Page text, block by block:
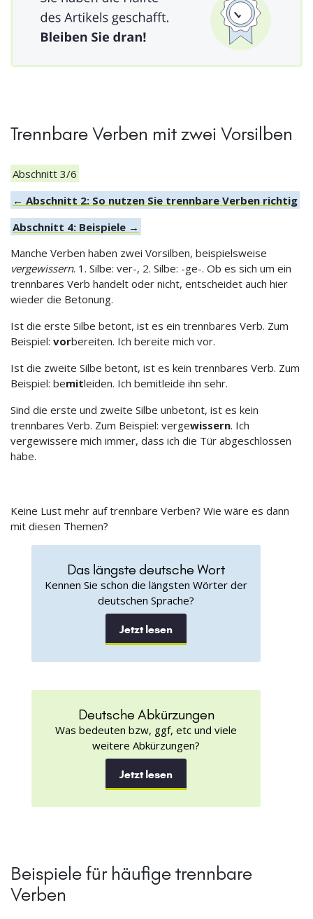
Trennbare Verben mit zwei Vorsilben
Abschnitt 3/6
← Abschnitt 2: So nutzen Sie trennbare Verben richtig
Abschnitt 4: Beispiele →
Manche Verben haben zwei Vorsilben, beispielsweise
vergewissern. 1. Silbe: ver-, 2. Silbe: -ge-. Ob es sich um ein
trennbares Verb handelt oder nicht, entscheidet auch hier
wieder die Betonung.
Ist die erste Silbe betont, ist es ein trennbares Verb. Zum
Beispiel: vorbereiten. Ich bereite mich vor.
Ist die zweite Silbe betont, ist es kein trennbares Verb. Zum
Beispiel: bemitleiden. Ich bemitleide ihn sehr.
Sind die erste und zweite Silbe unbetont, ist es kein
trennbares Verb. Zum Beispiel: vergewissern. Ich
vergewissere mich immer, dass ich die Tür abgeschlossen
habe.
Keine Lust mehr auf trennbare Verben? Wie wäre es dann
mit diesen Themen?
Das längste deutsche Wort
Kennen Sie schon die längsten Wörter der
deutschen Sprache?
Jetzt lesen
Deutsche Abkürzungen
Was bedeuten bzw, ggf, etc und viele
weitere Abkürzungen?
Jetzt lesen
Beispiele für häufige trennbare
Verben